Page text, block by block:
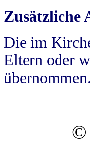
Zusätzliche
Die im
Eltern oder
übernommen.
©